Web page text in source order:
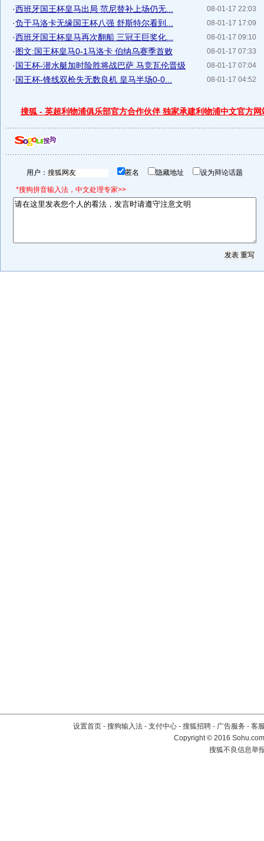
08-01-17 22:03
·西班牙国王杯皇马出局 范尼替补上场仍无...
08-01-17 17:09
·负于马洛卡无缘国王杯八强 舒斯特尔看到...
08-01-17 09:10
·西班牙国王杯皇马再次翻船 三冠王巨奖化...
08-01-17 07:33
·图文:国王杯皇马0-1马洛卡 伯纳乌赛季首败
08-01-17 07:04
·国王杯-潜水艇加时险胜将战巴萨 马竞瓦伦晋级
08-01-17 04:52
·国王杯-锋线双枪失无数良机 皇马半场0-0...
搜狐 - 英超利物浦俱乐部官方合作伙伴 独家承建利物浦中文官方网
用户： 匿名 隐藏地址 设为辩论话题
*搜狗拼音输入法，中文处理专家>>
设置首页 - 搜狗输入法 - 支付中心 - 搜狐招聘 - 广告服务 - 客
Copyright©2016
搜狐不良信息举